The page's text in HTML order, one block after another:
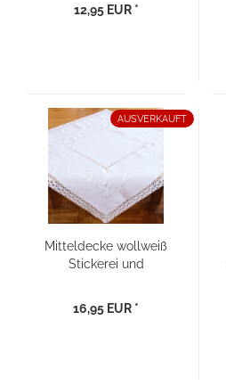
12,95 EUR *
AUSVERKAUFT
Mitteldecke wollweiß
Stickerei und
16,95 EUR *